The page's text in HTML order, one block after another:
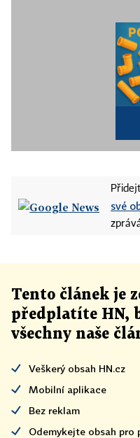
své
Tento článek je
předplatíte HN,
všechny naše
Veškerý obsah HN.cz
Mobilní aplikace
Bez reklam
Odemykejte obsah pro